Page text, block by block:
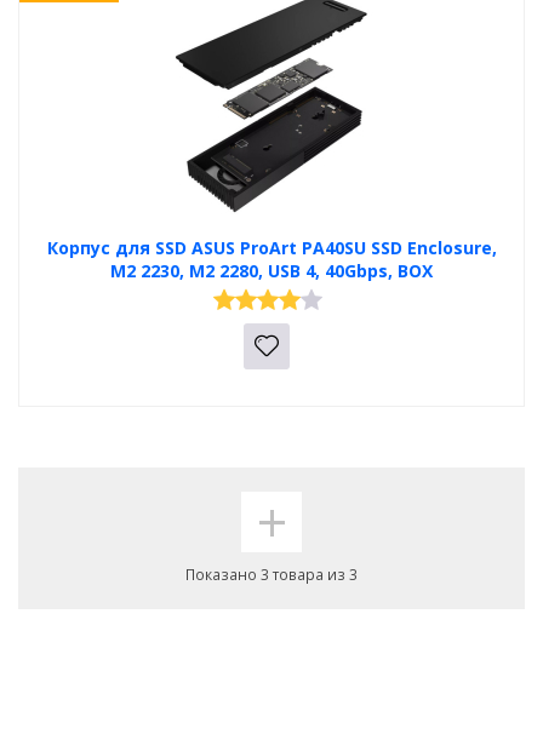
Корпус для SSD ASUS ProArt PA40SU SSD Enclosure,
M2 2230, M2 2280, USB 4, 40Gbps, BOX
+
Показано 3 товара из 3